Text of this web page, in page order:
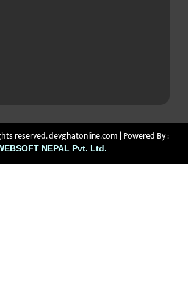
reserved. devghatonline.com | Powered By :
NEPAL Pvt. Ltd.